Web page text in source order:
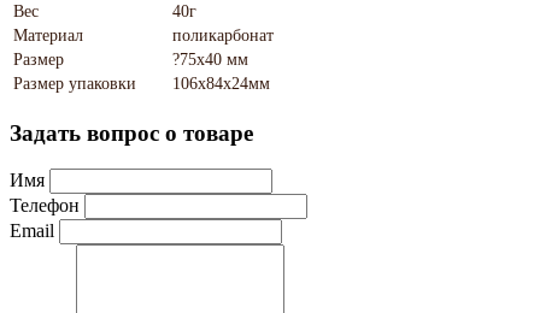
Вес
40г
Материал
поликарбонат
Размер
?75х40 мм
Размер упаковки
106х84х24мм
Задать вопрос о товаре
Имя
Телефон
Email